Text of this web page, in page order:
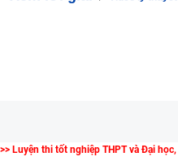
>> Luyện thi tốt nghiệp THPT và Đại học,